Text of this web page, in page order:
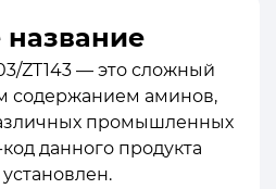
ZT143 — это сложный
содержанием аминов,
промышленных
данного продукта